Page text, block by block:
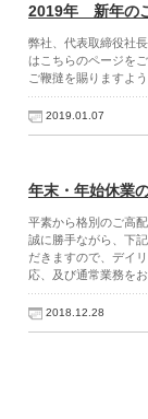
2019年 新年の
弊社、代表取締役社
はこちらのページを
ご鞭撻を賜りますよ
2019.01.07
年末・年始休業
平素から格別のご高
誠に勝手ながら、下
だきますので、デイ
応、及び通常業務を
2018.12.28